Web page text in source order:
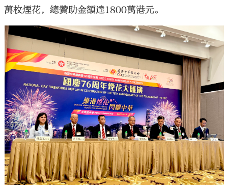
萬枚煙花，總贊助金額達1800萬港元。